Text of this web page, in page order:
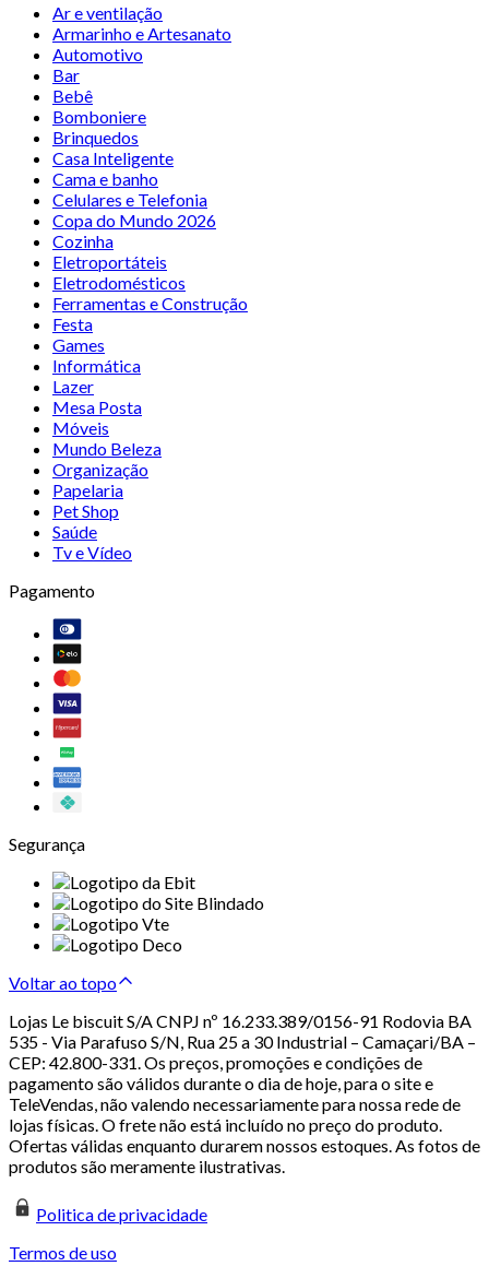
Ar e ventilação
Armarinho e Artesanato
Automotivo
Bar
Bebê
Bomboniere
Brinquedos
Casa Inteligente
Cama e banho
Celulares e Telefonia
Copa do Mundo 2026
Cozinha
Eletroportáteis
Eletrodomésticos
Ferramentas e Construção
Festa
Games
Informática
Lazer
Mesa Posta
Móveis
Mundo Beleza
Organização
Papelaria
Pet Shop
Saúde
Tv e Vídeo
Pagamento
Segurança
Voltar ao topo
Lojas Le biscuit S/A CNPJ nº 16.233.389/0156-91 Rodovia BA
535 - Via Parafuso S/N, Rua 25 a 30 Industrial – Camaçari/BA –
CEP: 42.800-331. Os preços, promoções e condições de
pagamento são válidos durante o dia de hoje, para o site e
TeleVendas, não valendo necessariamente para nossa rede de
lojas físicas. O frete não está incluído no preço do produto.
Ofertas válidas enquanto durarem nossos estoques. As fotos de
produtos são meramente ilustrativas.
Politica de privacidade
Termos de uso